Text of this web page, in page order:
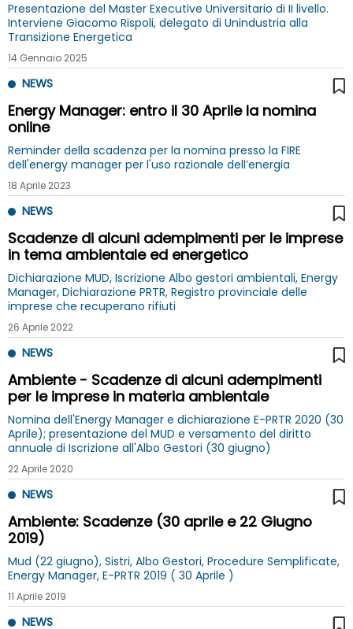
Presentazione del Master Executive Universitario di II livello.
Interviene Giacomo Rispoli, delegato di Unindustria alla
Transizione Energetica
14 Gennaio 2025
NEWS
Energy Manager: entro il 30 Aprile la nomina
online
Reminder della scadenza per la nomina presso la FIRE
dell'energy manager per l'uso razionale dell’energia
18 Aprile 2023
NEWS
Scadenze di alcuni adempimenti per le imprese
in tema ambientale ed energetico
Dichiarazione MUD, Iscrizione Albo gestori ambientali, Energy
Manager, Dichiarazione PRTR, Registro provinciale delle
imprese che recuperano rifiuti
26 Aprile 2022
NEWS
Ambiente - Scadenze di alcuni adempimenti
per le imprese in materia ambientale
Nomina dell'Energy Manager e dichiarazione E-PRTR 2020 (30
Aprile); presentazione del MUD e versamento del diritto
annuale di Iscrizione all'Albo Gestori (30 giugno)
22 Aprile 2020
NEWS
Ambiente: Scadenze (30 aprile e 22 Giugno
2019)
Mud (22 giugno), Sistri, Albo Gestori, Procedure Semplificate,
Energy Manager, E-PRTR 2019 ( 30 Aprile )
11 Aprile 2019
NEWS